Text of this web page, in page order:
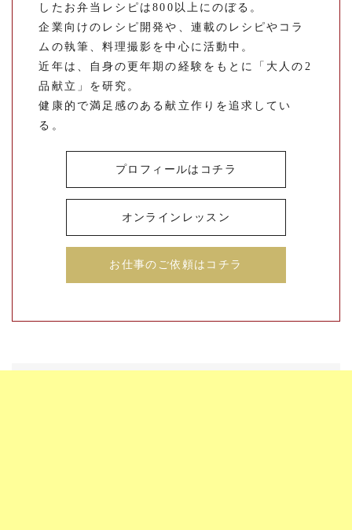
したお弁当レシピは800以上にのぼる。
企業向けのレシピ開発や、連載のレシピやコラ
ムの執筆、料理撮影を中心に活動中。
近年は、自身の更年期の経験をもとに「大人の2
品献立」を研究。
健康的で満足感のある献立作りを追求してい
る。
プロフィールはコチラ
オンラインレッスン
お仕事のご依頼はコチラ